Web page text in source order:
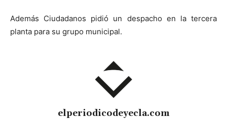
Además Ciudadanos pidió un despacho en la tercera
planta para su grupo municipal.
elperiodicodeyecla.com